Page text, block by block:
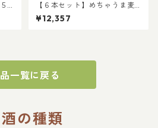
【６本セット】めちゃうま麦
ゴールド ２５度 ２Lパック
｜晩酌 飲み会 ２Lパック お得
¥12,357
一覧に戻る
の種類